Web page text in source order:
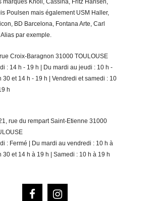
marques Knoll, Cassina, Fritz Hansen,
Poulsen mais également USM Haller,
BD Barcelona, Fontana Arte, Carl
par exemple.
Croix-Baragnon 31000 TOULOUSE
: 14 h - 19 h | Du mardi au jeudi : 10 h -
30 et 14 h - 19 h | Vendredi et samedi : 10
h
rue du rempart Saint-Etienne 31000
: Fermé | Du mardi au vendredi : 10 h à
30 et 14 h à 19 h | Samedi : 10 h à 19 h